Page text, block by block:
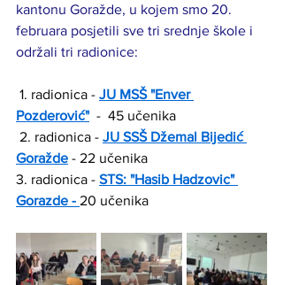
kantonu Goražde, u kojem smo 20.
februara posjetili sve tri srednje škole i
održali tri radionice:
1. radionica - JU MSŠ "Enver
Pozderović" -  45 učenika
2. radionica - JU SSŠ Džemal Bijedić
Goražde - 22 učenika
3. radionica - STS: "Hasib Hadzovic"
Gorazde - 20 učenika